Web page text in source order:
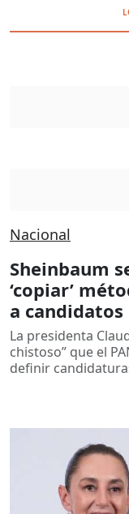
Nacional
Sheinbaum
‘copiar’
a candidatos
La presidenta
chistoso” que el
definir